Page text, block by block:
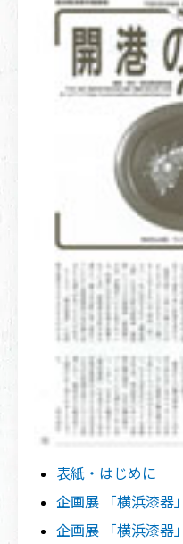
表紙・はじめに
企画展 「横浜漆器
企画展 「横浜漆器